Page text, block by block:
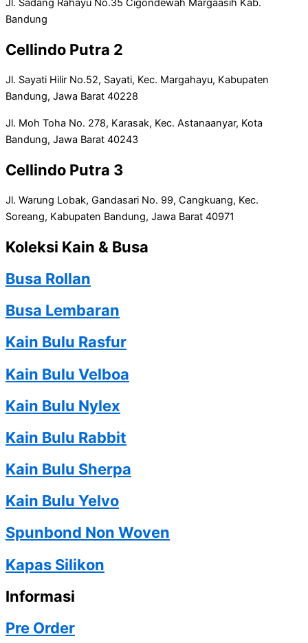
Jl. Sadang Rahayu No.35 Cigondewah Margaasih Kab.
Bandung
Cellindo Putra 2
Jl. Sayati Hilir No.52, Sayati, Kec. Margahayu, Kabupaten
Bandung, Jawa Barat 40228
Jl. Moh Toha No. 278, Karasak, Kec. Astanaanyar, Kota
Bandung, Jawa Barat 40243
Cellindo Putra 3
Jl. Warung Lobak, Gandasari No. 99, Cangkuang, Kec.
Soreang, Kabupaten Bandung, Jawa Barat 40971
Koleksi Kain & Busa
Busa Rollan
Busa Lembaran
Kain Bulu Rasfur
Kain Bulu Velboa
Kain Bulu Nylex
Kain Bulu Rabbit
Kain Bulu Sherpa
Kain Bulu Yelvo
Spunbond Non Woven
Kapas Silikon
Informasi
Pre Order